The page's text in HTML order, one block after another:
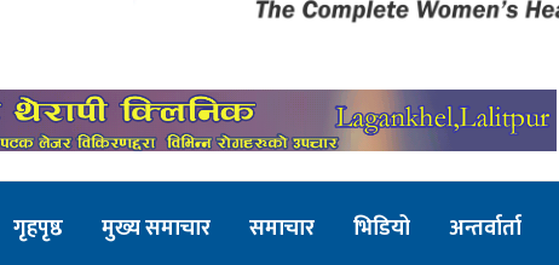
गृहपृष्ठ मुख्य समाचार समाचार भिडियो अन्तर्वार्ता